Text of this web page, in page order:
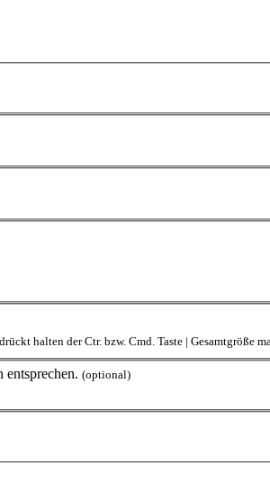
halten der Ctr. bzw. Cmd. Taste | Gesamtgröße
(optional)